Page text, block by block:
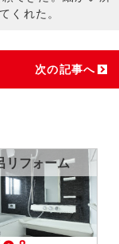
くれた。
次の記事へ
リフォーム